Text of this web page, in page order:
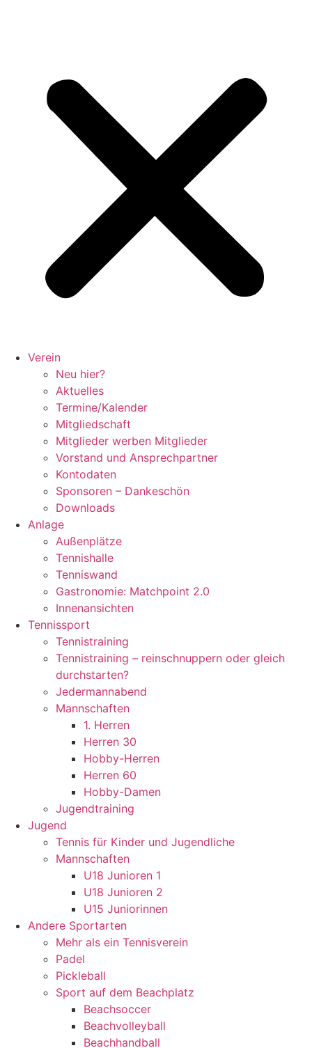
Verein
Neu hier?
Aktuelles
Termine/Kalender
Mitgliedschaft
Mitglieder werben Mitglieder
Vorstand und Ansprechpartner
Kontodaten
Sponsoren – Dankeschön
Downloads
Anlage
Außenplätze
Tennishalle
Tenniswand
Gastronomie: Matchpoint 2.0
Innenansichten
Tennissport
Tennistraining
Tennistraining – reinschnuppern oder gleich
durchstarten?
Jedermannabend
Mannschaften
1. Herren
Herren 30
Hobby-Herren
Herren 60
Hobby-Damen
Jugendtraining
Jugend
Tennis für Kinder und Jugendliche
Mannschaften
U18 Junioren 1
U18 Junioren 2
U15 Juniorinnen
Andere Sportarten
Mehr als ein Tennisverein
Padel
Pickleball
Sport auf dem Beachplatz
Beachsoccer
Beachvolleyball
Beachhandball